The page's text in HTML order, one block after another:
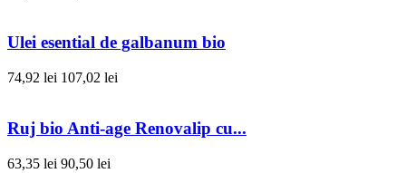
Ulei esential de galbanum bio
74,92 lei 107,02 lei
Ruj bio Anti-age Renovalip cu...
63,35 lei 90,50 lei